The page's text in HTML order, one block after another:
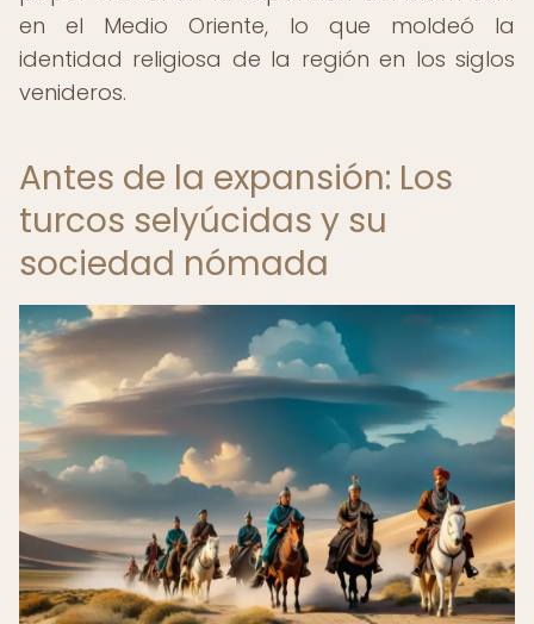
en el Medio Oriente, lo que moldeó la
identidad religiosa de la región en los siglos
venideros.
Antes de la expansión: Los
turcos selyúcidas y su
sociedad nómada